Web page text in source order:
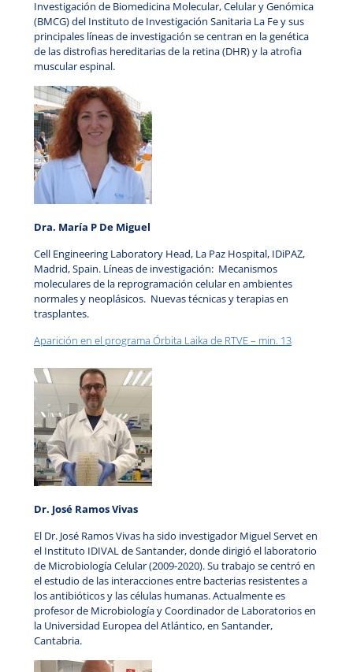
Investigación de Biomedicina Molecular, Celular y Genómica
(BMCG) del Instituto de Investigación Sanitaria La Fe y sus
principales líneas de investigación se centran en la genética
de las distrofias hereditarias de la retina (DHR) y la atrofia
muscular espinal.
Dra. María P De Miguel
Cell Engineering Laboratory Head, La Paz Hospital, IDiPAZ,
Madrid, Spain. Líneas de investigación: Mecanismos
moleculares de la reprogramación celular en ambientes
normales y neoplásicos. Nuevas técnicas y terapias en
trasplantes.
Aparición en el programa Órbita Laika de RTVE – min. 13
Dr. José Ramos Vivas
El Dr. José Ramos Vivas ha sido investigador Miguel Servet en
el Instituto IDIVAL de Santander, donde dirigió el laboratorio
de Microbiología Celular (2009-2020). Su trabajo se centró en
el estudio de las interacciones entre bacterias resistentes a
los antibióticos y las células humanas. Actualmente es
profesor de Microbiología y Coordinador de Laboratorios en
la Universidad Europea del Atlántico, en Santander,
Cantabria.